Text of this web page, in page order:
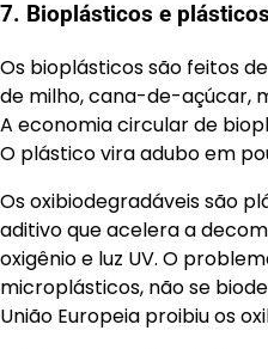
7. Bioplásticos e
Os bioplásticos são feitos
de milho, cana-de-açúcar,
A economia circular de
O plástico vira adubo em
Os oxibiodegradáveis são
aditivo que acelera a
oxigênio e luz UV. O
microplásticos, não se
União Europeia proibiu os